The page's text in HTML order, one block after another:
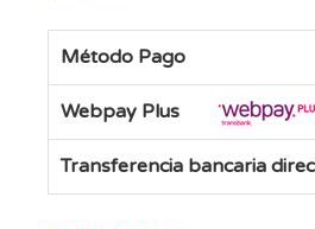
Método Pago
Webpay Plus
Transferencia bancaria